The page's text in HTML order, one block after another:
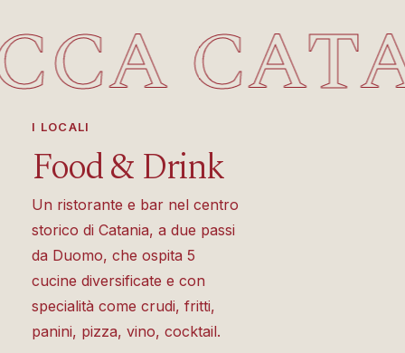
I LOCALI
Vedi
Locali
Food&Drink
Un ristorante e bar nel centro
storico di Catania, a due passi
da Duomo, che ospita 5
cucine diversificate e con
specialità come crudi, fritti,
panini, pizza, vino, cocktail.